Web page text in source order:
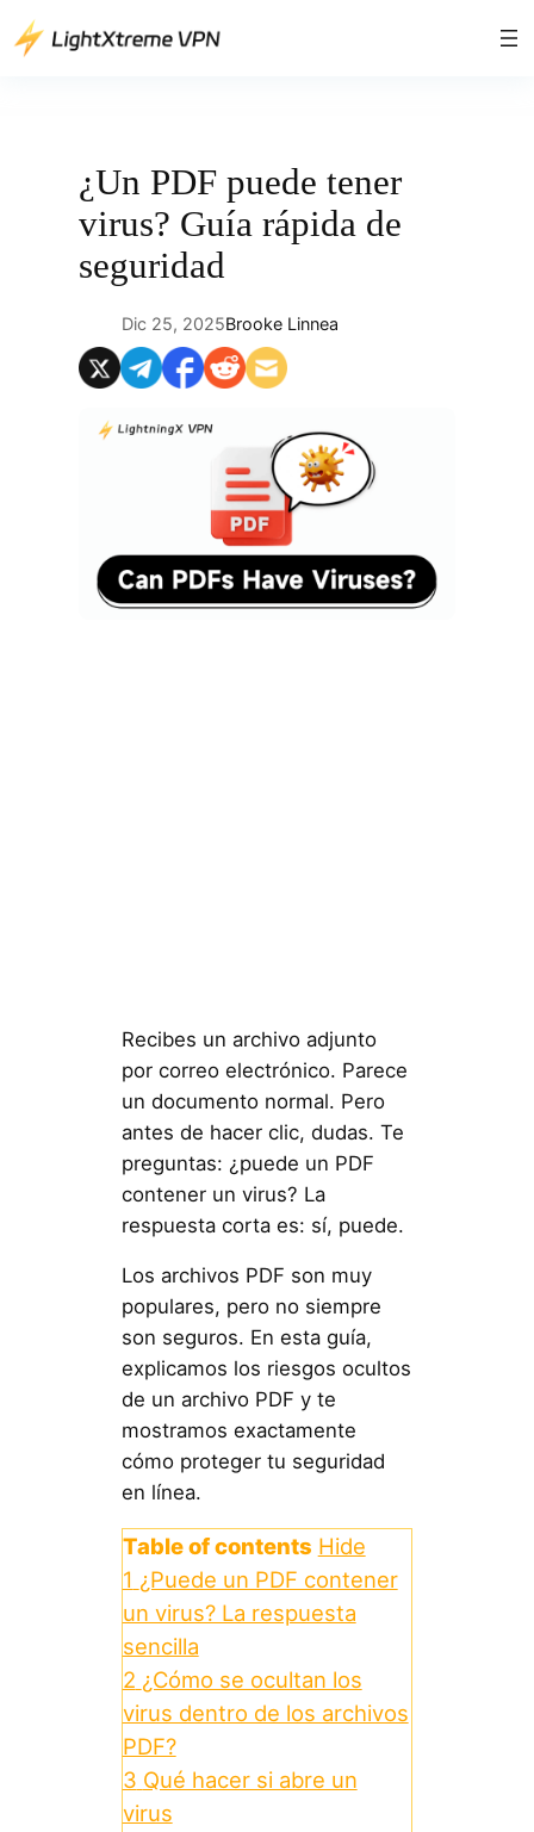
Saltar
¿Un PDF puede tener
virus? Guía rápida de
seguridad
Dic 25, 2025Brooke Linnea
Recibes un archivo adjunto
por correo electrónico. Parece
un documento normal. Pero
antes de hacer clic, dudas. Te
preguntas: ¿puede un PDF
contener un virus? La
respuesta corta es: sí, puede.
Los archivos PDF son muy
populares, pero no siempre
son seguros. En esta guía,
explicamos los riesgos ocultos
de un archivo PDF y te
mostramos exactamente
cómo proteger tu seguridad
en línea.
Table of contents Hide
1 ¿Puede un PDF contener
un virus? La respuesta
sencilla
2 ¿Cómo se ocultan los
virus dentro de los archivos
PDF?
3 Qué hacer si abre un
virus